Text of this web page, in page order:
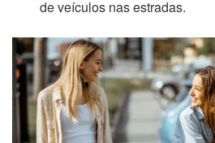
de veículos nas estradas.